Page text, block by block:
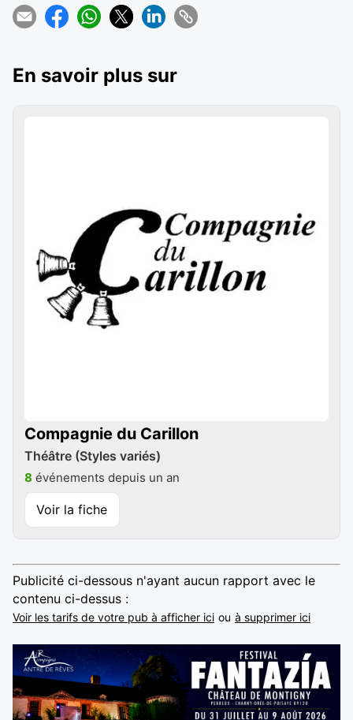
En savoir plus sur
Compagnie du Carillon
Théâtre (Styles variés)
8 événements depuis un an
Voir la fiche
Publicité ci-dessous n'ayant aucun rapport avec le
contenu ci-dessus :
Voir les tarifs de votre pub à afficher ici ou à supprimer ici